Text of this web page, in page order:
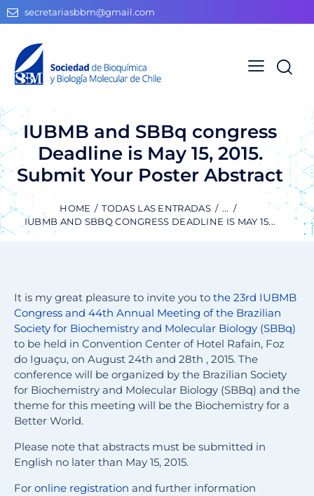
secretariasbbm@gmail.com
IUBMB and SBBq congress
Deadline is May 15, 2015.
Submit Your Poster Abstract
HOME TODAS LAS ENTRADAS
...
IUBMB AND SBBQ CONGRESS DEADLINE IS MAY 15...
It is my great pleasure to invite you to the 23rd IUBMB
Congress and 44th Annual Meeting of the Brazilian
Society for Biochemistry and Molecular Biology (SBBq)
to be held in Convention Center of Hotel Rafain, Foz
do Iguaçu, on August 24th and 28th , 2015. The
conference will be organized by the Brazilian Society
for Biochemistry and Molecular Biology (SBBq) and the
theme for this meeting will be the Biochemistry for a
Better World.
Please note that abstracts must be submitted in
English no later than May 15, 2015.
For online registration and further information